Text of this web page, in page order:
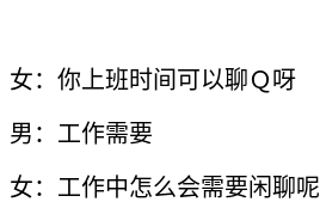
女：你上班时间可以聊Ｑ呀
男：工作需要
女：工作中怎么会需要闲聊呢